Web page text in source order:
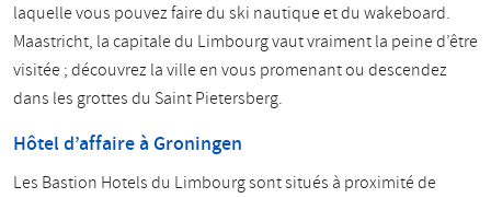
laquelle vous pouvez faire du ski nautique et du wakeboard.
Maastricht, la capitale du Limbourg vaut vraiment la peine d’être
visitée ; découvrez la ville en vous promenant ou descendez
dans les grottes du Saint Pietersberg.
Hôtel d’affaire à Groningen
Les Bastion Hotels du Limbourg sont situés à proximité de